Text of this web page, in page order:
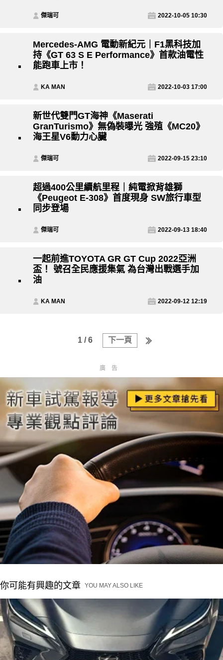
傑瑞可 2022-10-05 10:30
Mercedes-AMG 電動新紀元｜F1黑科技加
持《GT 63 S E Performance》首款油電性
能跑車上市！
KA MAN 2022-10-03 17:00
新世代雙門GT海神《Maserati
GranTurismo》無偽裝曝光 強殖《MC20》
海王星V6動力心臟
傑瑞可 2022-09-15 23:10
超過400公里續航里程｜純電掀背雄獅
《Peugeot E-308》首度現身 SW旅行車型
同步登場
傑瑞可 2022-09-13 18:40
一起前進TOYOTA GR GT Cup 2022亞洲
盃！ 號召全民應援集氣 為台灣出戰選手加
油
KA MAN 2022-09-12 12:19
1 / 6 下一頁
廣告
你可能有興趣的文章 YOU MAY ALSO LIKE